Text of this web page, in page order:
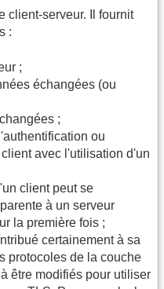
client-serveur. Il fournit
:
;
échangées (ou
;
ou
avec l'utilisation d'un
client peut se
à un serveur
la première fois ;
certainement à sa
protocoles de la couche
être modifiés pour utiliser